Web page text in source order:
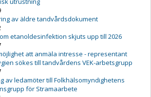
av äldre tandvårdsdokument
etanoldesinfektion skjuts upp till 2026
att anmäla intresse - representant
sökes till tandvårdens VEK-arbetsgrupp
av ledamöter till Folkhälsomyndighetens
för Stramaarbete